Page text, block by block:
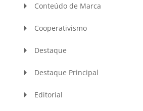
Conteúdo de Marca
Cooperativismo
Destaque
Destaque Principal
Editorial